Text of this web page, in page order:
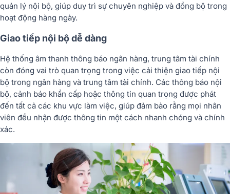
quản lý nội bộ, giúp duy trì sự chuyên nghiệp và đồng bộ trong
hoạt động hàng ngày.
Giao tiếp nội bộ dễ dàng
Hệ thống âm thanh thông báo ngân hàng, trung tâm tài chính
còn đóng vai trò quan trọng trong việc cải thiện giao tiếp nội
bộ trong ngân hàng và trung tâm tài chính. Các thông báo nội
bộ, cảnh báo khẩn cấp hoặc thông tin quan trọng được phát
đến tất cả các khu vực làm việc, giúp đảm bảo rằng mọi nhân
viên đều nhận được thông tin một cách nhanh chóng và chính
xác.